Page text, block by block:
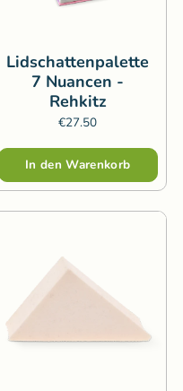
Lidschattenpalette
7 Nuancen -
Rehkitz
€27.50
In den Warenkorb